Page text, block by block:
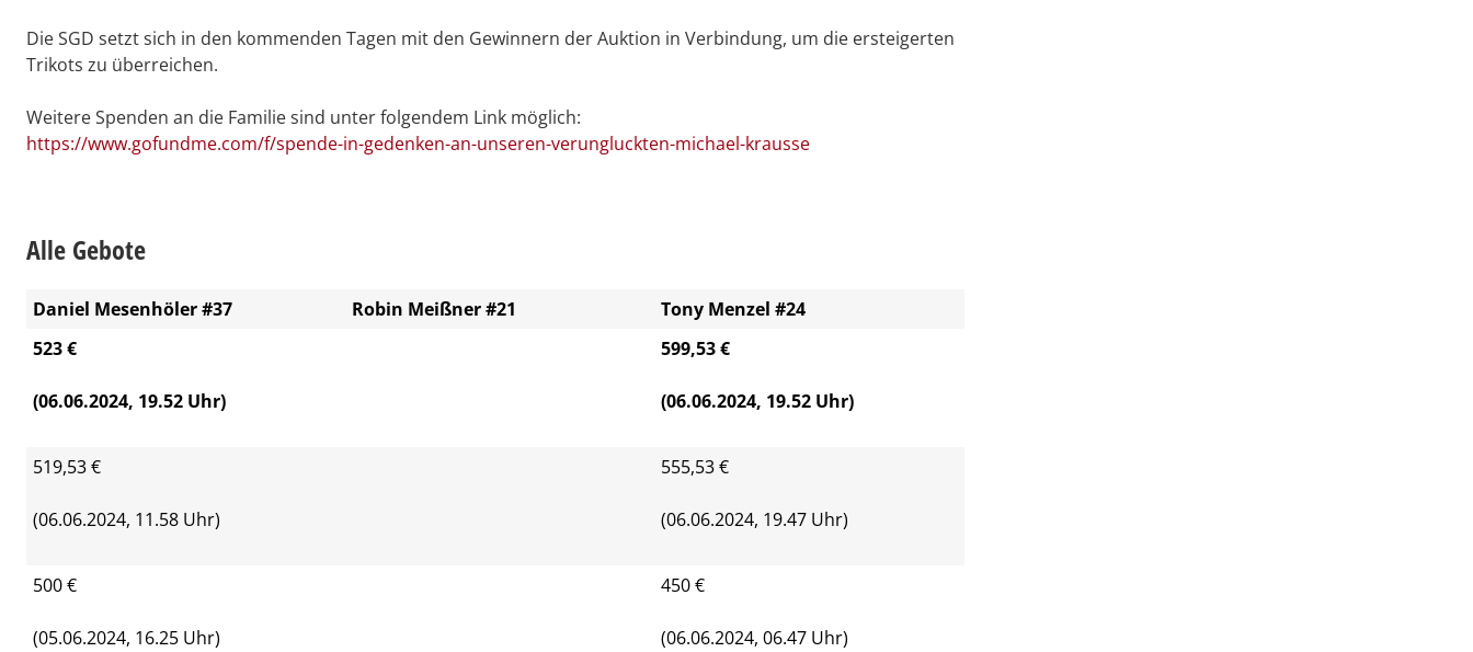
Die SGD setzt sich in den kommenden Tagen mit den Gewinnern der Auktion in Verbindung, um die ersteigerten
Trikots zu überreichen.
Weitere Spenden an die Familie sind unter folgendem Link möglich:
https://www.gofundme.com/f/spende-in-gedenken-an-unseren-verungluckten-michael-krausse
Alle Gebote
Daniel Mesenhöler #37 Robin Meißner #21
Tony Menzel #24
523 €
(06.06.2024, 19.52 Uhr)
599,53 €
(06.06.2024, 19.52 Uhr)
519,53 €
(06.06.2024, 11.58 Uhr)
555,53 €
(06.06.2024, 19.47 Uhr)
500 €
(05.06.2024, 16.25 Uhr)
450 €
(06.06.2024, 06.47 Uhr)